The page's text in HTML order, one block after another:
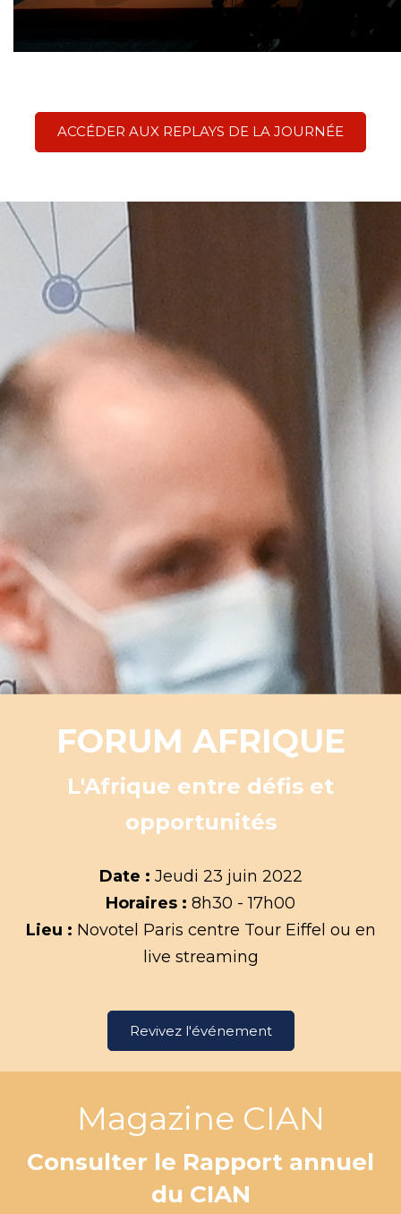
ACCÉDER AUX REPLAYS DE LA JOURNÉE
FORUM AFRIQUE
L'Afrique entre défis et
opportunités
Date : Jeudi 23 juin 2022
Horaires : 8h30 - 17h00
Lieu : Novotel Paris centre Tour Eiffel ou en
live streaming
Revivez l'événement
Magazine CIAN
Consulter le Rapport annuel
du CIAN